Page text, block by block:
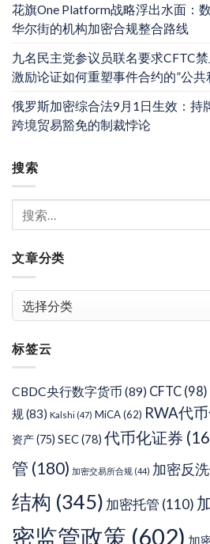
花旗One Platform战略浮出水面：
华尔街的机构加密合规整合路线
九名民主党参议员联名要求CFTC
激励论证如何重塑事件合约的”公共
俄罗斯加密综合法9月1日生效：持
跨境贸易豁免的制裁悖论
搜索
文章分类
类
标签云
CBDC央行数字货币 (89) CFTC (98)
规(83) Kalshi (47) MiCA(62) RWA代
资产(75) SEC(78) 代币化证券
管 (180) 加密交易所合规 (44) 加密反
结构 (345) 加密托管 (110)
密监管政策 (602) 加